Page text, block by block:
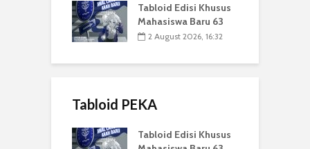
Tabloid Edisi Khusus
Mahasiswa Baru 63
2 August 2026, 16:32
Tabloid PEKA
Tabloid Edisi Khusus